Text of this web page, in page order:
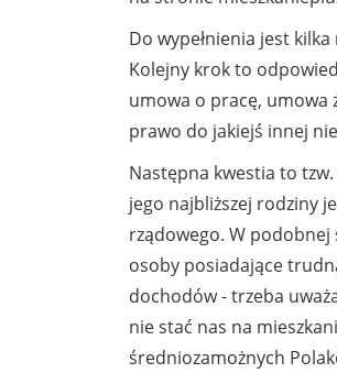
Do wypełnienia jest
Kolejny krok to
umowa o pracę, umowa
prawo do jakiejś innej
Następna kwestia to
jego najbliższej rodziny
rządowego. W
osoby posiadające
dochodów - trzeba
nie stać nas na
średniozamożnych